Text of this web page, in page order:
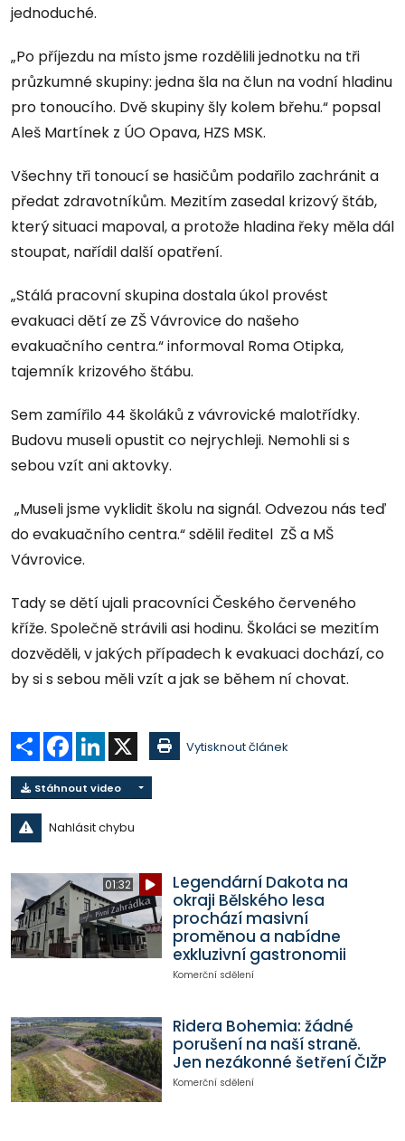
jednoduché.
„Po příjezdu na místo jsme rozdělili jednotku na tři
průzkumné skupiny: jedna šla na člun na vodní hladinu
pro tonoucího. Dvě skupiny šly kolem břehu.“ popsal
Aleš Martínek z ÚO Opava, HZS MSK.
Všechny tři tonoucí se hasičům podařilo zachránit a
předat zdravotníkům. Mezitím zasedal krizový štáb,
který situaci mapoval, a protože hladina řeky měla dál
stoupat, nařídil další opatření.
„Stálá pracovní skupina dostala úkol provést
evakuaci dětí ze ZŠ Vávrovice do našeho
evakuačního centra.“ informoval Roma Otipka,
tajemník krizového štábu.
Sem zamířilo 44 školáků z vávrovické malotřídky.
Budovu museli opustit co nejrychleji. Nemohli si s
sebou vzít ani aktovky.
„Museli jsme vyklidit školu na signál. Odvezou nás teď
do evakuačního centra.“ sdělil ředitel ZŠ a MŠ
Vávrovice.
Tady se dětí ujali pracovníci Českého červeného
kříže. Společně strávili asi hodinu. Školáci se mezitím
dozvěděli, v jakých případech k evakuaci dochází, co
by si s sebou měli vzít a jak se během ní chovat.
Sdílet Facebook
LinkedIn Vytisknout článek
Stáhnout video
Nahlásit chybu
01:32
Legendární Dakota na
okraji Bělského lesa
prochází masivní
proměnou a nabídne
exkluzivní gastronomii
Komerční sdělení
Ridera Bohemia: žádné
porušení na naší straně.
Jen nezákonné šetření ČIŽP
Komerční sdělení